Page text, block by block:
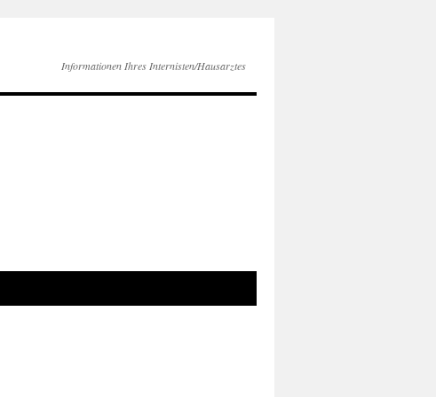
Informationen Ihres Internisten/Hausarztes